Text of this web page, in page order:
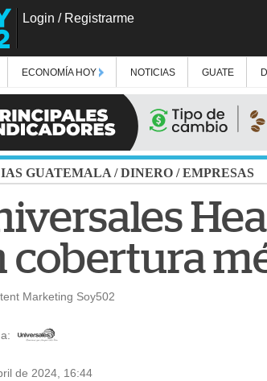
Login / Registrarme
ECONOMÍA HOY NOTICIAS GUATE
GUATEMALA /DINERO /EMPRESAS
cobertura
Marketing Soy502
de 2024, 16:44